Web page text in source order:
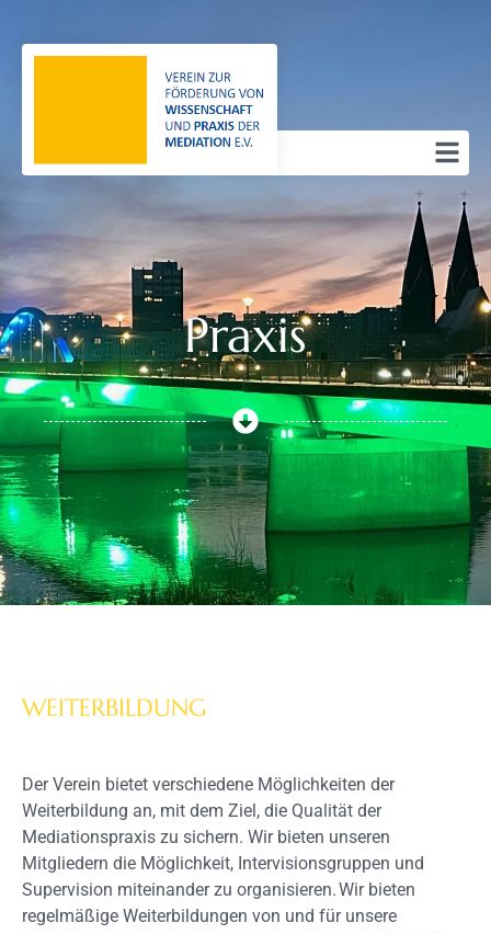
Praxis
WEITERBILDUNG
Der Verein bietet verschiedene Möglichkeiten der
Weiterbildung an, mit dem Ziel, die Qualität der
Mediationspraxis zu sichern. Wir bieten unseren
Mitgliedern die Möglichkeit, Intervisionsgruppen und
Supervision miteinander zu organisieren. Wir bieten
regelmäßige Weiterbildungen von und für unsere